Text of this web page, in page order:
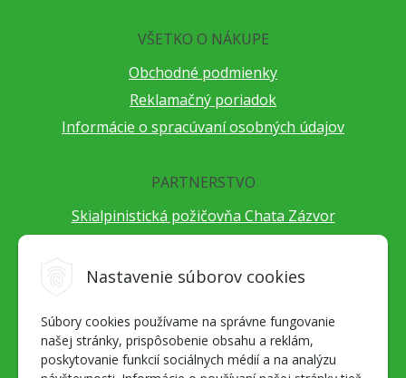
Nastavenie súborov cookies
Súbory cookies používame na správne fungovanie
našej stránky, prispôsobenie obsahu a reklám,
poskytovanie funkcií sociálnych médií a na analýzu
VŠETKO O NÁKUPE
Obchodné podmienky
Reklamačný poriadok
Informácie o spracúvaní osobných údajov
PARTNERSTVO
Skialpinistická požičovňa Chata Zázvor
Cestovateľský festival Cestou necestou
Alpenverein Slovensko
Hore-dole Derešom